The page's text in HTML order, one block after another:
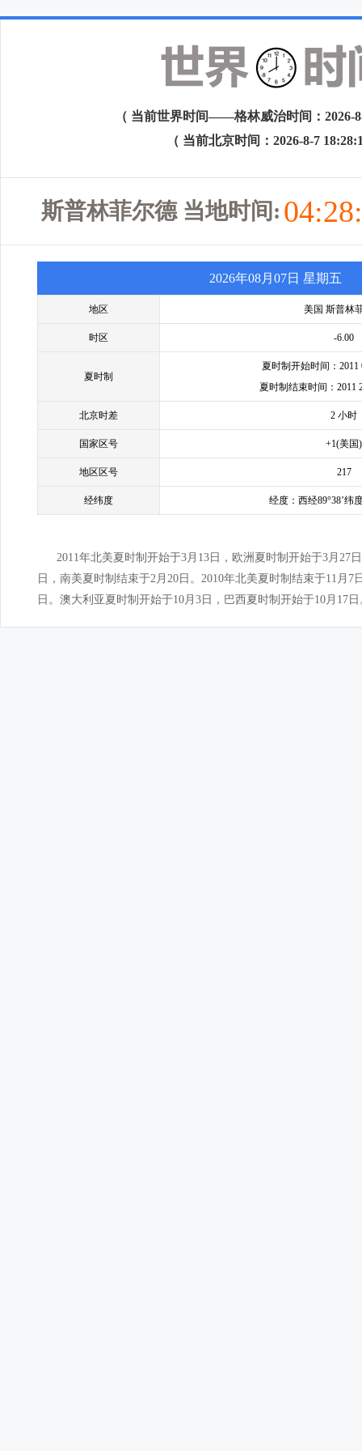
（ 当前世界时间——格林威治时间：2026-
（ 当前北京时间：2026-8-7
斯普林菲尔德 当地时间:
2026年08月07日 星期五
地区 美国 斯普林
时区 -6.00
夏时制
夏时制开始时间：2011
夏时制结束时间：2011
北京时差 2 小时
国家区号 +1(美国)
地区区号 217
经纬度 经度：西经89°38’纬
2011年北美夏时制开始于3月13日，欧洲夏时制开始于3月27
日，南美夏时制结束于2月20日。2010年北美夏时制结束于11月7
日。澳大利亚夏时制开始于10月3日，巴西夏时制开始于10月17日